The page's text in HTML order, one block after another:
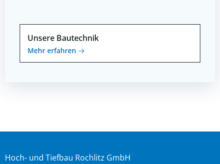
Unsere Bautechnik
Mehr erfahren
Hoch- und Tiefbau Rochlitz GmbH